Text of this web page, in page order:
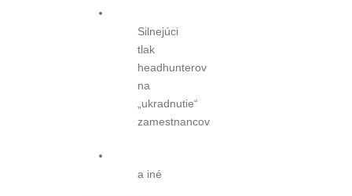
Silnejúci
tlak
headhunterov
na
„ukradnutie“
zamestnancov
a iné